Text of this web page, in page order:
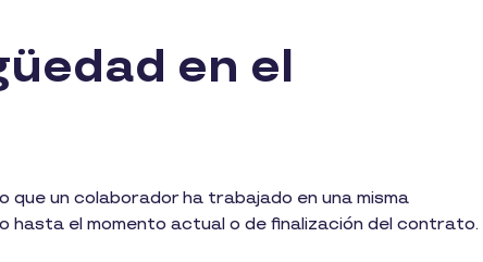
en el
que un colaborador ha trabajado en una misma
hasta el momento actual o de finalización del contrato.